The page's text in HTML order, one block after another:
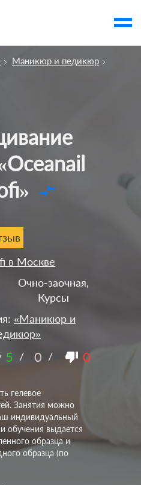
Маникюр и педикюр
compare_arrows
в Москве
Очно-заочная,
Курсы
«Маникюр и
5 / 0 / 0
гелевое
Занятия можно
индивидуальный
обучения выдается
образца и​
образца (по